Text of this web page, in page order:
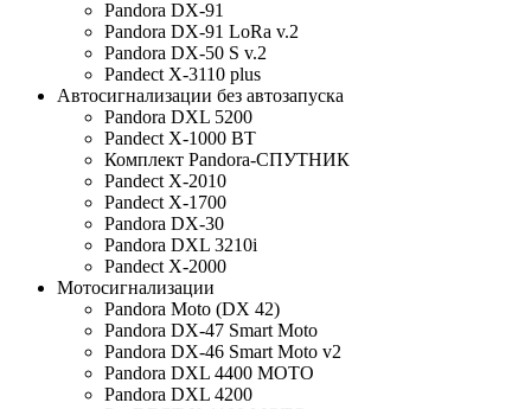
Pandora DX-91
Pandora DX-91 LoRa v.2
Pandora DX-50 S v.2
Pandect X-3110 plus
Автосигнализации без автозапуска
Pandora DXL 5200
Pandect X-1000 BT
Комплект Pandora-СПУТНИК
Pandect X-2010
Pandect X-1700
Pandora DX-30
Pandora DXL 3210i
Pandect X-2000
Мотосигнализации
Pandora Moto (DX 42)
Pandora DX-47 Smart Moto
Pandora DX-46 Smart Moto v2
Pandora DXL 4400 MOTO
Pandora DXL 4200